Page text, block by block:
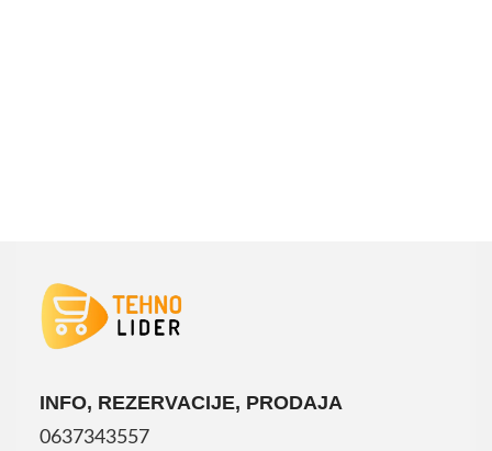
INFO, REZERVACIJE, PRODAJA
0637343557